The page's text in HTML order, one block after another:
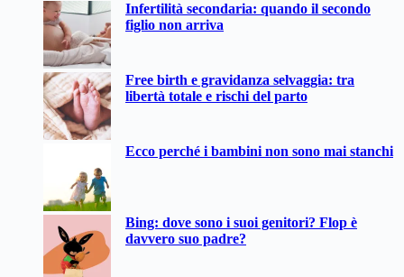
Infertilità secondaria: quando il secondo
figlio non arriva
Free birth e gravidanza selvaggia: tra
libertà totale e rischi del parto
Ecco perché i bambini non sono mai stanchi
Bing: dove sono i suoi genitori? Flop è
davvero suo padre?